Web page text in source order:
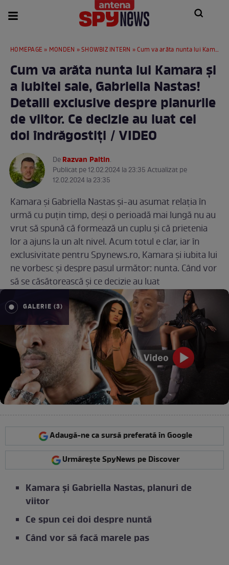
HOMEPAGE » MONDEN »SHOWBIZ INTERN » Cum va arăta nunta lui Kamara și a iubitei sale, Gabriella Nastas! Detalii exclusive despre planurile de viitor. Ce decizie au luat cei doi îndrăgostiți / VIDEO
Cum va arăta nunta lui Kamara și
a iubitei sale, Gabriella Nastas!
Detalii exclusive despre planurile
de viitor. Ce decizie au luat cei
doi îndrăgostiți / VIDEO
DeRazvan Paltin.
Publicat pe 12.02.2024 la 23:35 Actualizat pe
12.02.2024 la 23:35
Kamara și Gabriella Nastas și-au asumat relația în
urmă cu puțin timp, deși o perioadă mai lungă nu au
vrut să spună că formează un cuplu și că prietenia
lor a ajuns la un alt nivel. Acum totul e clar, iar în
exclusivitate pentru Spynews.ro, Kamara și iubita lui
ne vorbesc și despre pasul următor: nunta. Când vor
să se căsătorească și ce decizie au luat
GALERIE (3)
Adaugă-ne ca sursă preferată în Google
Urmărește SpyNews pe Discover
Kamara și Gabriella Nastas, planuri de
viitor
Ce spun cei doi despre nuntă
Când vor să facă marele pas